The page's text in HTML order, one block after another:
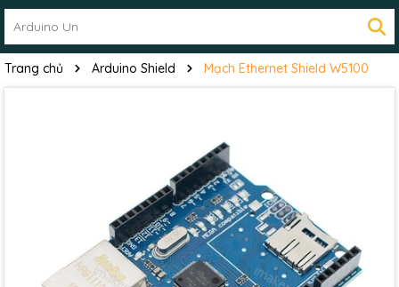
Trang chủ Arduino Shield Mạch Ethernet Shield W5100